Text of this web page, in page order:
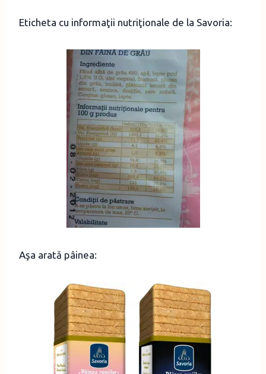
Eticheta cu informaţii nutriţionale de la Savoria:
Aşa arată pâinea: